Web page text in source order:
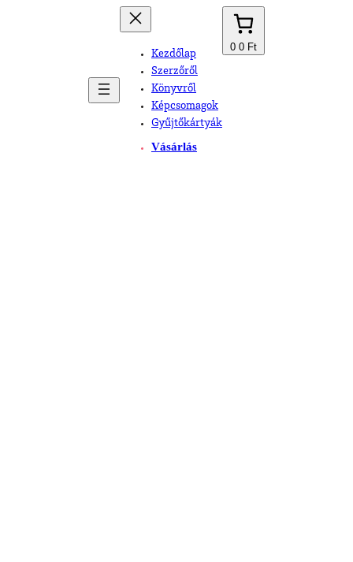
Kezdőlap
Szerzőről
Könyvről
Képcsomagok
Gyűjtőkártyák
Vásárlás
0 0 Ft